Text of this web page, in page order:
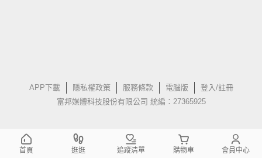
APP下載 隱私權政策 服務條款 電腦版
登入/註冊
富邦媒體科技股份有限公司 統編：27365925
首頁 逛逛 追蹤清單 購物車 會員中心